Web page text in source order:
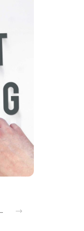
Quel est le rôle exact de Bruno Pesery dans la carrière d’Isabelle Carré ?